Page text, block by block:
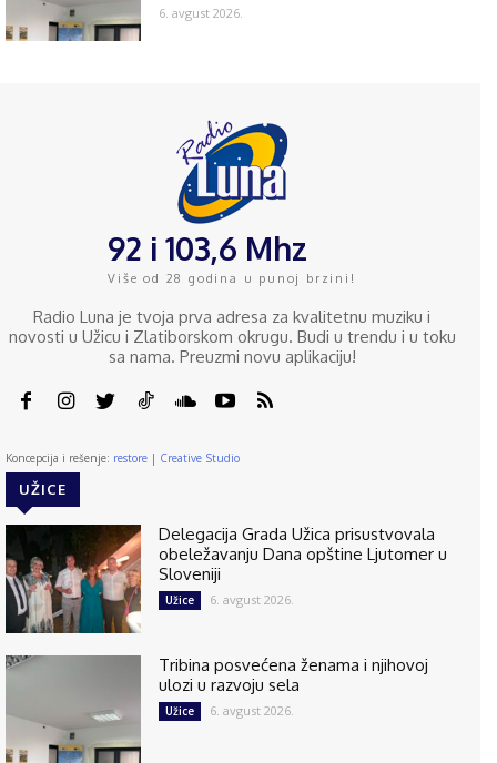
6. avgust 2026.
92 i 103,6 Mhz
Više od 28 godina u punoj brzini!
Radio Luna je tvoja prva adresa za kvalitetnu muziku i
novosti u Užicu i Zlatiborskom okrugu. Budi u trendu i u toku
sa nama. Preuzmi novu aplikaciju!
Koncepcija i rešenje: restore | Creative Studio
UŽICE
Delegacija Grada Užica prisustvovala
obeležavanju Dana opštine Ljutomer u
Sloveniji
Užice 6. avgust 2026.
Tribina posvećena ženama i njihovoj
ulozi u razvoju sela
Užice 6. avgust 2026.